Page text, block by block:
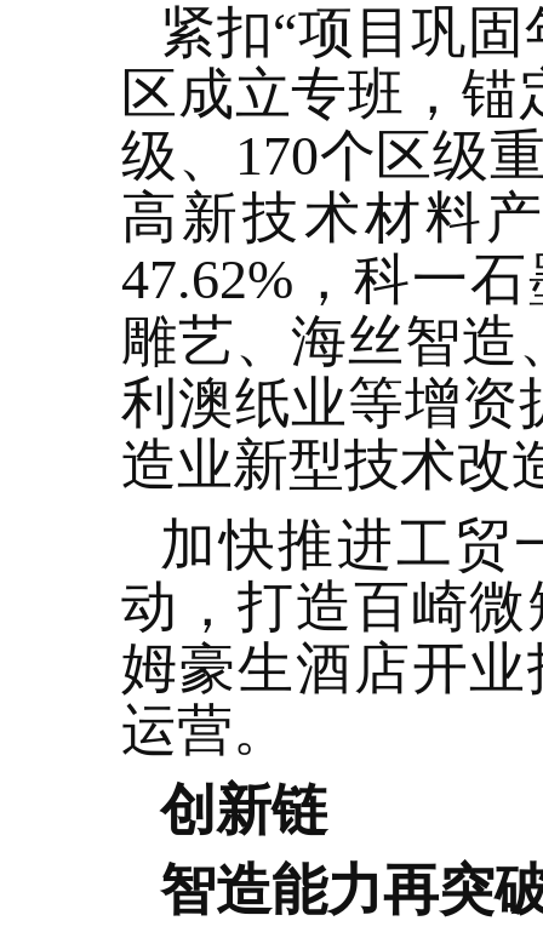
紧扣“项目巩
区成立专班，锚
级、170个区级
高新技术材料
47.62%，科一
雕艺、海丝智造
利澳纸业等增资
造业新型技术改
加快推进工贸
动，打造百崎
姆豪生酒店开
运营。
创新链
智造能力再突